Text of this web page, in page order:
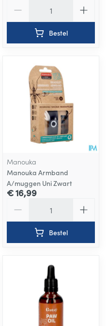
Bestel
Manouka
Manouka Armband
A/muggen Uni Zwart
€ 16,99
Bestel